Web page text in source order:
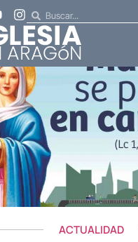
ACTUALIDAD